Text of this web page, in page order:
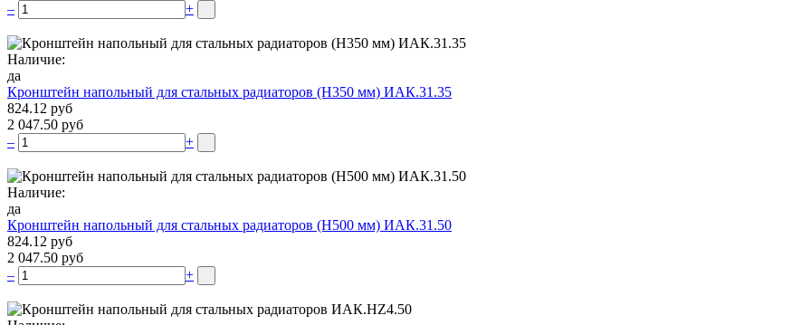
–
+
Наличие:
да
Кронштейн напольный для стальных радиаторов (Н350 мм) ИАК.31.35
824.12 руб
2 047.50 руб
–
+
Наличие:
да
Кронштейн напольный для стальных радиаторов (Н500 мм) ИАК.31.50
824.12 руб
2 047.50 руб
–
+